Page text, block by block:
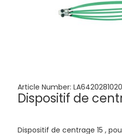
Article Number:
Dispositif de
Dispositif de centrage 15 ,